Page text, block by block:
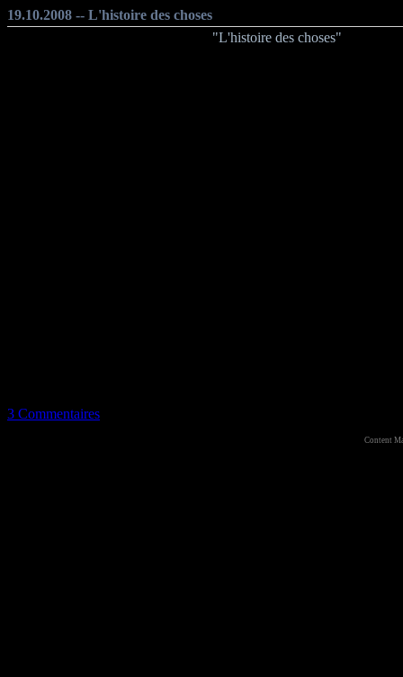
19.10.2008 -- L'histoire des choses
"L'histoire des choses"
3 Commentaires
Content